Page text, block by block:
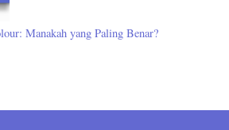
Manakah yang Paling Benar?